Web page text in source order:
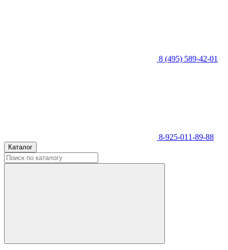
8 (495) 589-42-01
8-925-011-89-88
Каталог